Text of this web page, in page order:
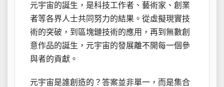
元宇宙的誕生，是科技工作者、藝術家、創業
者等各界人士共同努力的結果。從虛擬現實技
術的突破，到區塊鏈技術的應用，再到無數創
意作品的誕生，元宇宙的發展離不開每一個參
與者的貢獻。
元宇宙是誰創造的？答案並非單一，而是集合